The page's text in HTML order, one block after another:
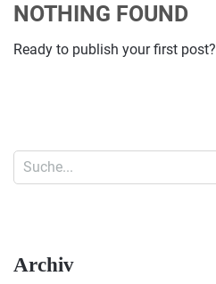
NOTHING FOUND
Ready to publish your first post?
Archiv